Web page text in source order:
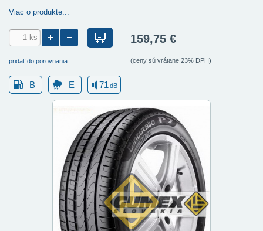
Viac o produkte...
pridať do porovnania
159,75 €
(ceny sú vrátane 23% DPH)
B E 71dB